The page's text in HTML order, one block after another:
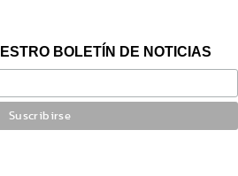
BOLETÍN DE NOTICIAS